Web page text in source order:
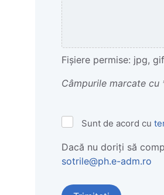
Fișiere permise: jpg,
Câmpurile marcate
Termeni
Condiții
*
Sunt de acord cu
Dacă nu doriți să
sotrile@ph.e-adm.ro